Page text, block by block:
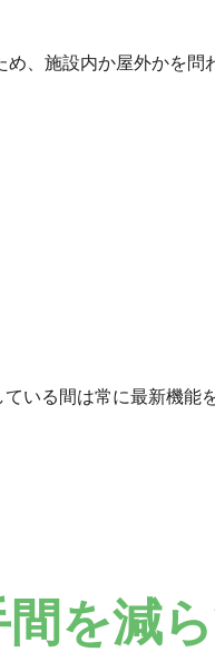
、施設内か屋外かを問
いる間は常に最新機能
を減